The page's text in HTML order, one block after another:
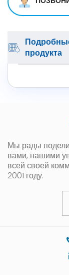
продукта
Мы рады
вами, нашими
всей своей
2001 году.